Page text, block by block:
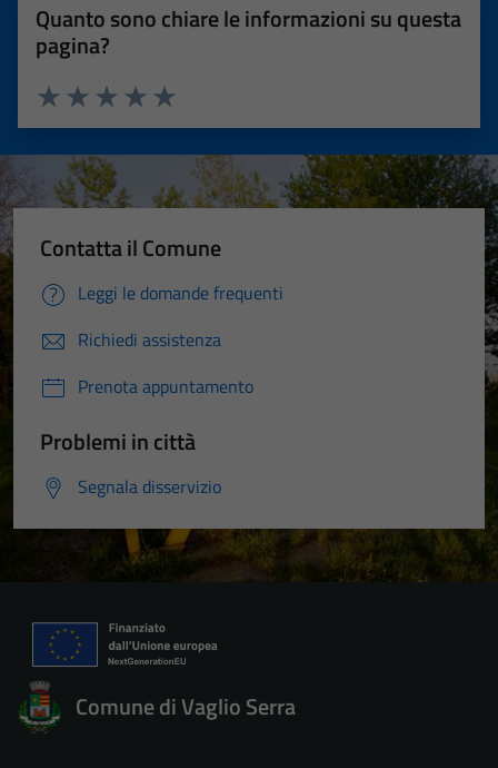
Quanto sono chiare le informazioni su questa
pagina?
Valuta 5 stelle su 5
Valuta 4 stelle su 5
Valuta 3 stelle su 5
Valuta 2 stelle su 5
Valuta 1 stelle su 5
Contatta il Comune
Leggi le domande frequenti
Richiedi assistenza
Prenota appuntamento
Problemi in città
Segnala disservizio
Comune di Vaglio Serra